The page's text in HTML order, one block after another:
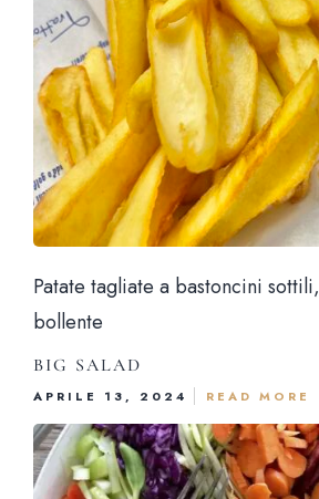
Patate tagliate a bastoncini
bollente
BIG SALAD
APRILE 13, 2024 READ MORE